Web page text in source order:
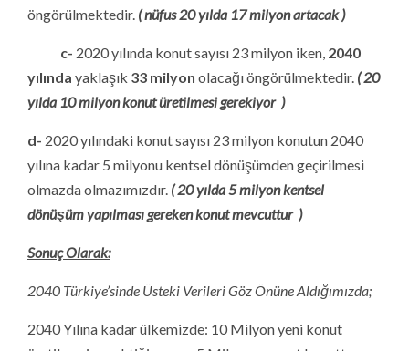
öngörülmektedir. ( nüfus 20 yılda 17 milyon artacak )
c- 2020 yılında konut sayısı 23 milyon iken, 2040
yılında yaklaşık 33 milyon olacağı öngörülmektedir. ( 20
yılda 10 milyon konut üretilmesi gerekiyor )
d- 2020 yılındaki konut sayısı 23 milyon konutun 2040
yılına kadar 5 milyonu kentsel dönüşümden geçirilmesi
olmazda olmazımızdır. ( 20 yılda 5 milyon kentsel
dönüşüm yapılması gereken konut mevcuttur )
Sonuç Olarak:
2040 Türkiye’sinde Üsteki Verileri Göz Önüne Aldığımızda;
2040 Yılına kadar ülkemizde: 10 Milyon yeni konut